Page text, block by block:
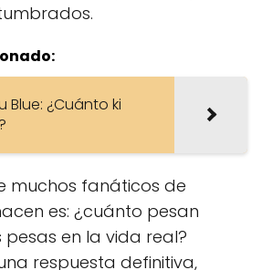
Blue: ¿Cuánto ki
muchos fanáticos de
es: ¿cuánto pesan
en la vida real?
respuesta definitiva,